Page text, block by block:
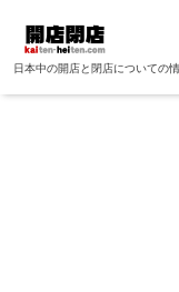
日本中の開店と閉店についての